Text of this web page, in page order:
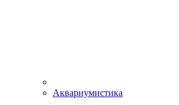
Аквариумистика